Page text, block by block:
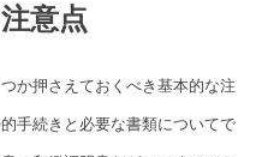
意点
か押さえておくべき基本的な注
手続きと必要な書類についてで